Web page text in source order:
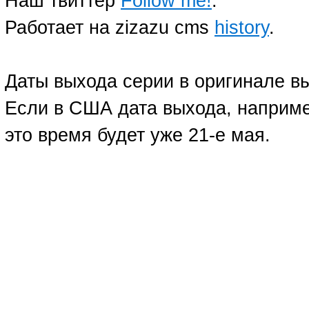
Работает на zizazu cms history.
Даты выхода серии в оригинале
Если в США дата выхода,
это время будет уже 21-е мая.